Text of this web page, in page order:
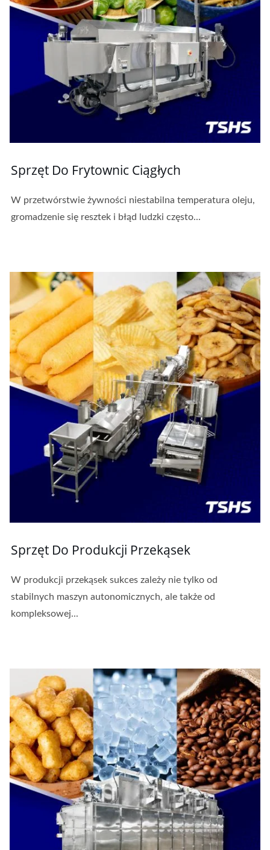
Sprzęt Do Frytownic Ciągłych
W przetwórstwie żywności niestabilna temperatura oleju,
gromadzenie się resztek i błąd ludzki często...
Sprzęt Do Produkcji Przekąsek
W produkcji przekąsek sukces zależy nie tylko od
stabilnych maszyn autonomicznych, ale także od
kompleksowej...